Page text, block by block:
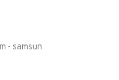
- samsun